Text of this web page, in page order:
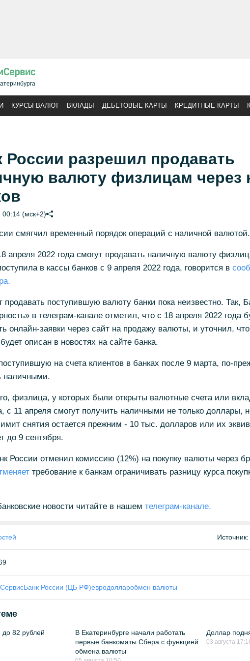
КУРСЫ ВАЛЮТ ВКЛАДЫ ДЕБЕТОВЫЕ КАРТЫ КРЕДИТНЫЕ КАРТЫ
России разрешил продавать
валюту физлицам через
00:14 (мск+2)
смягчил временный порядок операций с наличной валютой.
апреля 2022 года смогут продавать наличную валюту
в кассы банков с 9 апреля 2022 года, говорится в
продавать поступившую валюту банки пока неизвестно. Так,
в телеграм-канале отметил, что с 18 апреля 2022 года
онлайн-заявки через сайт на продажу валюты, и уточнил,
описан в новостях на сайте банка.
на счета клиентов в банках после 9 марта, по-
наличными.
физлица, у которых были открыты валютные счета или
с 11 апреля смогут получить наличными не только доллары,
снятия остается прежним - 10 тыс. долларов или их
до 9 сентября.
России отменил комиссию (12%) на покупку валюты через
требование к банкам ограничивать разницу курса
новости читайте в нашем телеграм-канале.
Источник:
Банк России (ЦБ РФ)евродолларобмен валюты
82 рублей
В Екатеринбурге начали работать
первые банкоматы Сбера с функцией
обмена валюты
Доллар
03 августа